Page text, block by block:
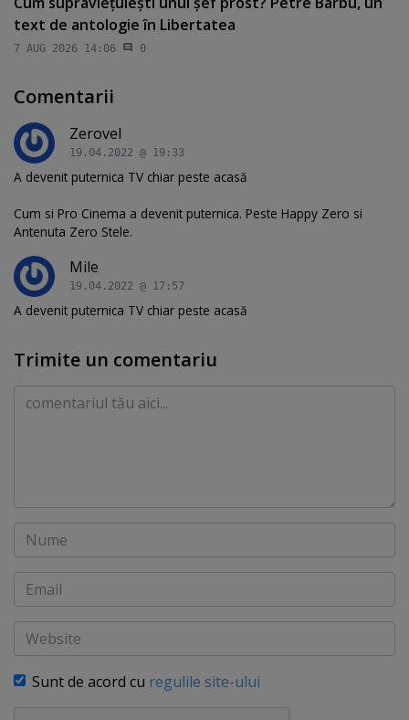
text de antologie în Libertatea
7 AUG 2026 14:06 0
Comentarii
Zerovel
19.04.2022 @ 19:33
A devenit puternica TV chiar peste acasă
Cum si Pro Cinema a devenit puternica. Peste Happy Zero si
Antenuta Zero Stele.
Mile
19.04.2022 @ 17:57
A devenit puternica TV chiar peste acasă
Trimite un comentariu
Comentariu
Nume
Email
Website
Sunt de acord cu regulile site-ului